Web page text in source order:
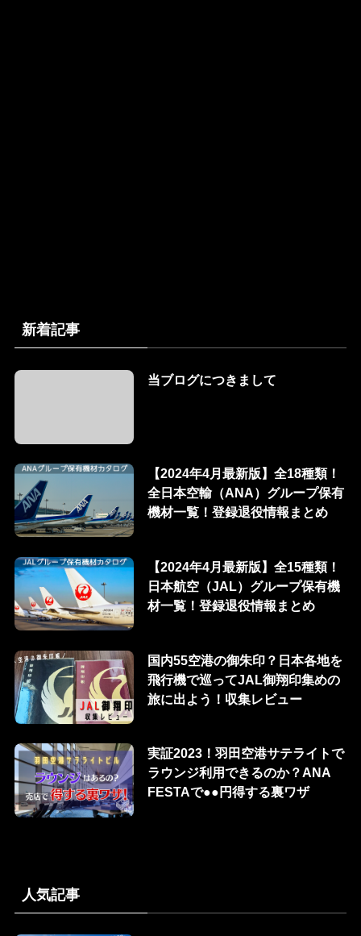
新着記事
当ブログにつきまして
【2024年4月最新版】全18種類！
全日本空輸（ANA）グループ保有
機材一覧！登録退役情報まとめ
【2024年4月最新版】全15種類！
日本航空（JAL）グループ保有機
材一覧！登録退役情報まとめ
国内55空港の御朱印？日本各地を
飛行機で巡ってJAL御翔印集めの
旅に出よう！収集レビュー
実証2023！羽田空港サテライトで
ラウンジ利用できるのか？ANA
FESTAで●●円得する裏ワザ
人気記事